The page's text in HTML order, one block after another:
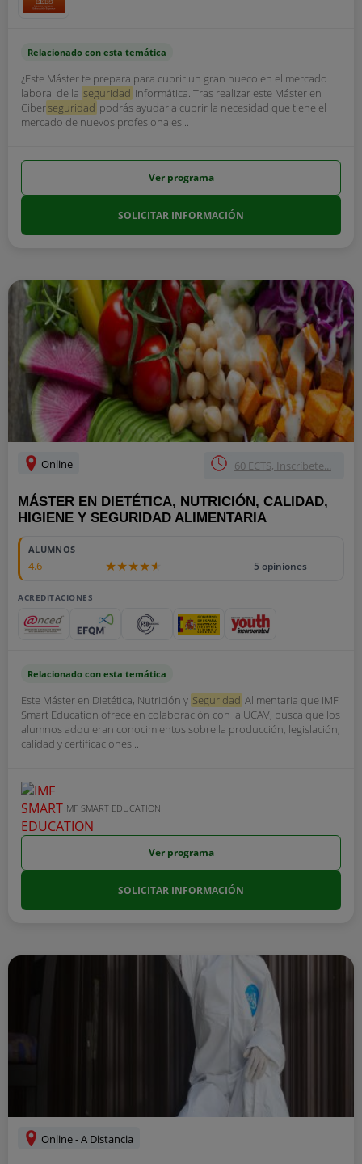
Relacionado con esta temática
¿Este Máster te prepara para cubrir un gran hueco en el mercado
laboral de la seguridad informática. Tras realizar este Máster en
Ciberseguridad podrás ayudar a cubrir la necesidad que tiene el
mercado de nuevos profesionales...
Ver programa
SOLICITAR INFORMACIÓN
Online 60 ECTS, Inscríbete...
MÁSTER EN DIETÉTICA, NUTRICIÓN, CALIDAD,
HIGIENE Y SEGURIDAD ALIMENTARIA
ALUMNOS
4.6 5 opiniones
ACREDITACIONES
Relacionado con esta temática
Este Máster en Dietética, Nutrición y Seguridad Alimentaria que IMF
Smart Education ofrece en colaboración con la UCAV, busca que los
alumnos adquieran conocimientos sobre la producción, legislación,
calidad y certificaciones...
IMF SMART EDUCATION
Ver programa
SOLICITAR INFORMACIÓN
Online - A Distancia